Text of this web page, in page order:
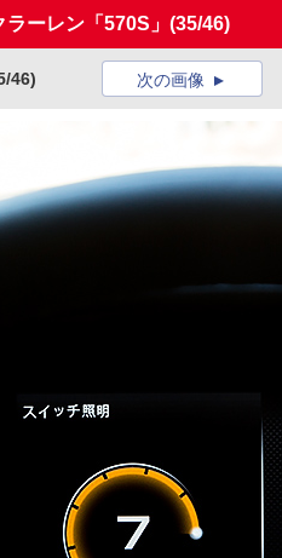
ーレン「570S」 (35/46)
46) 次の画像